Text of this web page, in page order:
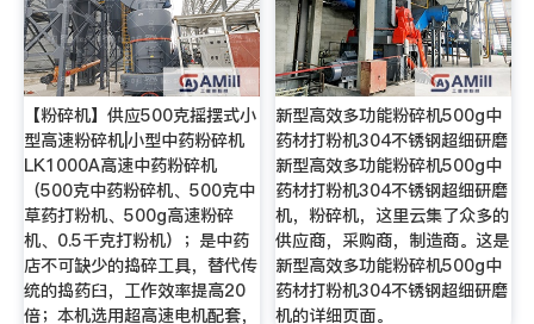
【粉碎机】供应500克摇摆式小
型高速粉碎机|小型中药粉碎机
LK1000A高速中药粉碎机
（500克中药粉碎机、500克中
草药打粉机、500g高速粉碎
机、0.5千克打粉机）；是中药
店不可缺少的捣碎工具，替代传
统的捣药臼，工作效率提高20
倍；本机选用超高速电机配套，
新型高效多功能粉碎机500g中
药材打粉机304不锈钢超细研磨
新型高效多功能粉碎机500g中
药材打粉机304不锈钢超细研磨
机，粉碎机，这里云集了众多的
供应商，采购商，制造商。这是
新型高效多功能粉碎机500g中
药材打粉机304不锈钢超细研磨
机的详细页面。